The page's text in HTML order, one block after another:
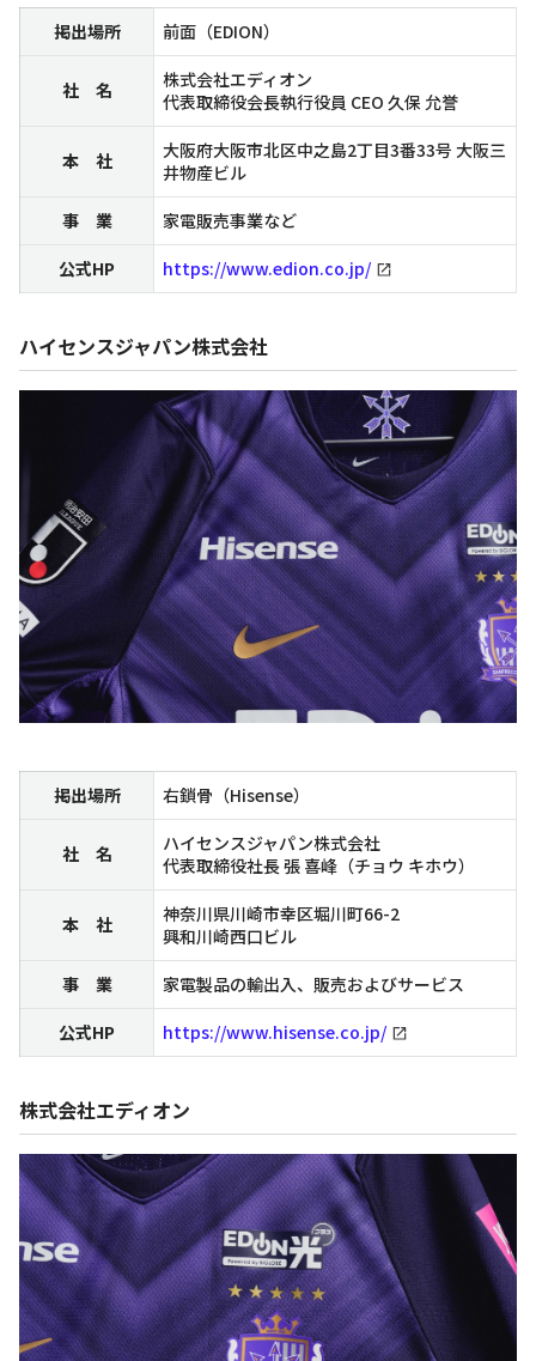
掲出場所 前面（EDION）
社 名
株式会社エディオン
代表取締役会長執行役員 CEO 久保 允誉
本 社
大阪府大阪市北区中之島2丁目3番33号 大阪三
井物産ビル
事 業
家電販売事業など
公式HP
https://www.edion.co.jp/
ハイセンスジャパン株式会社
掲出場所 右鎖骨（Hisense）
社 名
ハイセンスジャパン株式会社
代表取締役社長 張 喜峰（チョウ キホウ）
本 社
神奈川県川崎市幸区堀川町66-2
興和川崎西口ビル
事 業
家電製品の輸出入、販売およびサービス
公式HP
https://www.hisense.co.jp/
株式会社エディオン